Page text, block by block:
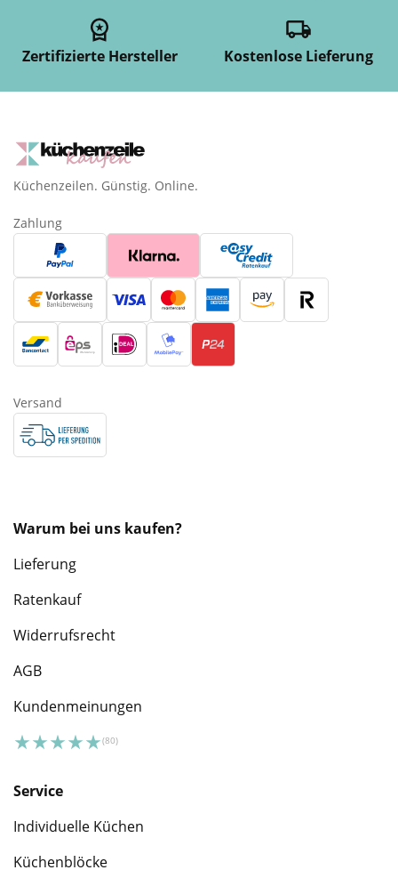
Zertifizierte Hersteller Kostenlose Lieferung
Küchenzeilen. Günstig. Online.
Zahlung
Versand
Warum bei uns kaufen?
Lieferung
Ratenkauf
Widerrufsrecht
AGB
Kundenmeinungen
Service
Individuelle Küchen
Küchenblöcke